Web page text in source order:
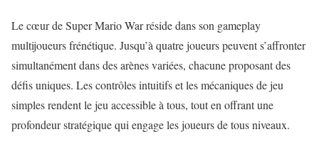
Le cœur de Super Mario War réside dans son gameplay
multijoueurs frénétique. Jusqu’à quatre joueurs peuvent s’affronter
simultanément dans des arènes variées, chacune proposant des
défis uniques. Les contrôles intuitifs et les mécaniques de jeu
simples rendent le jeu accessible à tous, tout en offrant une
profondeur stratégique qui engage les joueurs de tous niveaux.